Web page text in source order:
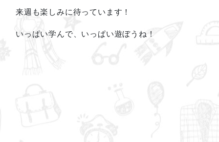
来週も楽しみに待っています！
いっぱい学んで、いっぱい遊ぼうね！